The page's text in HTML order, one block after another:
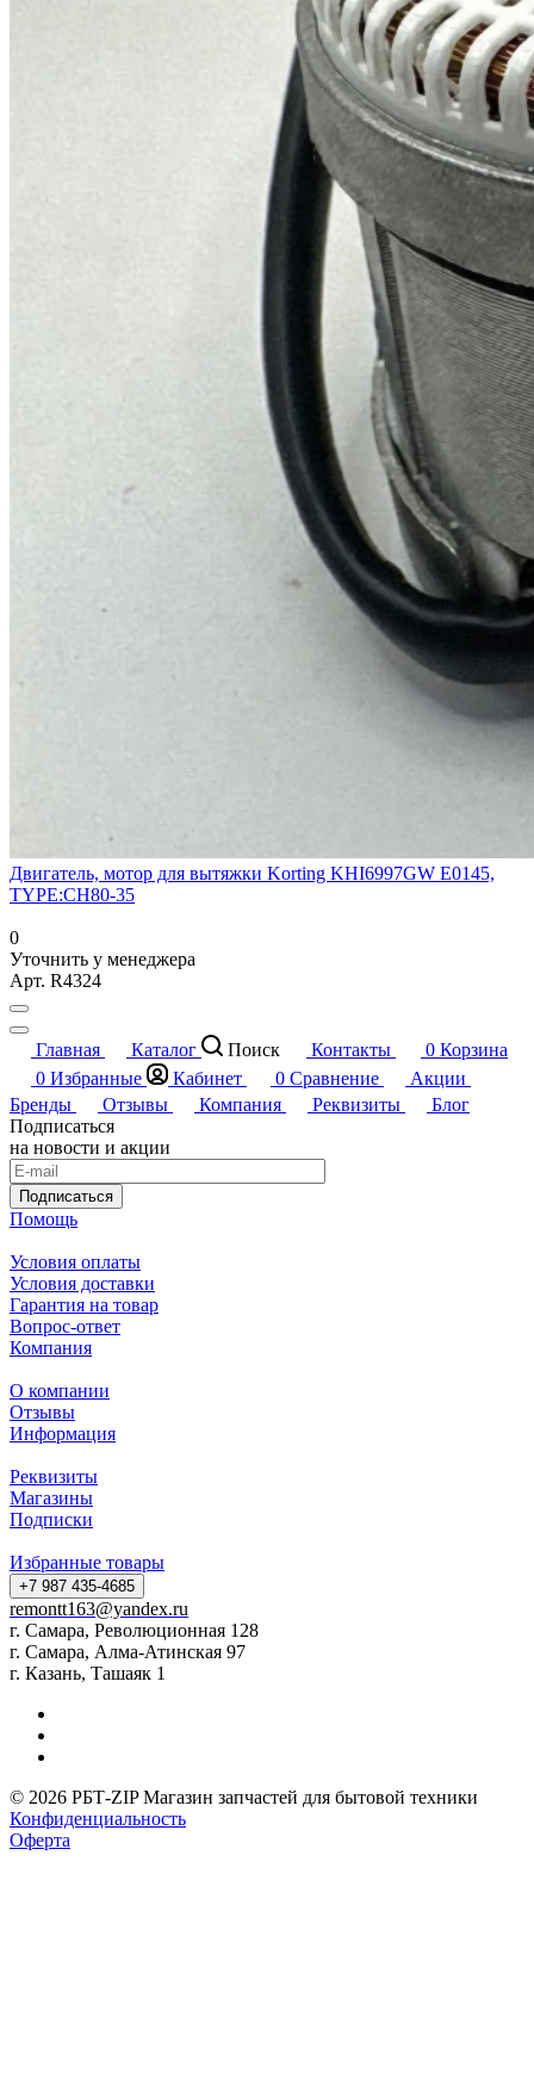
Двигатель, мотор для вытяжки Korting KHI6997GW E0145,
TYPE:CH80-35
0
Уточнить у менеджера
Арт. R4324
Главная Каталог Поиск Контакты 0 Корзина
0 Избранные Кабинет 0 Сравнение
Акции
Бренды
Отзывы Компания Реквизиты
Блог
Подписаться
на новости и акции
Подписаться
Помощь
Условия оплаты
Условия доставки
Гарантия на товар
Вопрос-ответ
Компания
О компании
Отзывы
Информация
Реквизиты
Магазины
Подписки
Избранные товары
+7 987 435-4685
remontt163@yandex.ru
г. Самара, Революционная 128
г. Самара, Алма-Атинская 97
г. Казань, Ташаяк 1
© 2026 РБТ-ZIP Магазин запчастей для бытовой техники
Конфиденциальность
Оферта